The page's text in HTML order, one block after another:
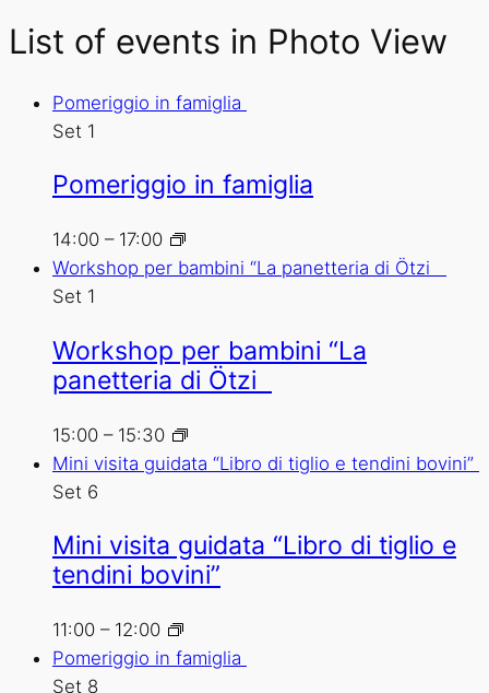
List of events in Photo View
Pomeriggio in famiglia
Set 1
Pomeriggio in famiglia
14:00 – 17:00
Workshop per bambini “La panetteria di Ötzi
Set 1
Workshop per bambini “La
panetteria di Ötzi
15:00 – 15:30
Mini visita guidata “Libro di tiglio e tendini bovini”
Set 6
Mini visita guidata “Libro di tiglio e
tendini bovini”
11:00 – 12:00
Pomeriggio in famiglia
Set 8